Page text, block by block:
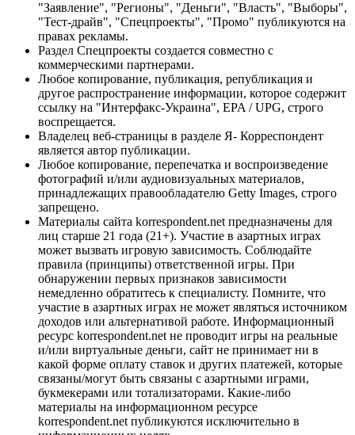
"Заявление", "Регионы", "Деньги", "Власть", "Выборы",
"Тест-драйв", "Спецпроекты", "Промо" публикуются на
правах рекламы.
Раздел Спецпроекты создается совместно с
коммерческими партнерами.
Любое копирование, публикация, републикация и
другое распространение информации, которое содержит
ссылку на "Интерфакс-Украина", EPA / UPG, строго
воспрещается.
Владелец веб-страницы в разделе Я- Корреспондент
является автор публикации.
Любое копирование, перепечатка и воспроизведение
фотографий и/или аудиовизуальных материалов,
принадлежащих правообладателю Getty Images, строго
запрещено.
Материалы сайта korrespondent.net предназначены для
лиц старше 21 года (21+). Участие в азартных играх
может вызвать игровую зависимость. Соблюдайте
правила (принципы) ответственной игры. При
обнаружении первых признаков зависимости
немедленно обратитесь к специалисту. Помните, что
участие в азартных играх не может являться источником
доходов или альтернативой работе. Информационный
ресурс korrespondent.net не проводит игры на реальные
и/или виртуальные деньги, сайт не принимает ни в
какой форме оплату ставок и других платежей, которые
связаны/могут быть связаны с азартными играми,
букмекерами или тотализаторами. Какие-либо
материалы на информационном ресурсе
korrespondent.net публикуются исключительно в